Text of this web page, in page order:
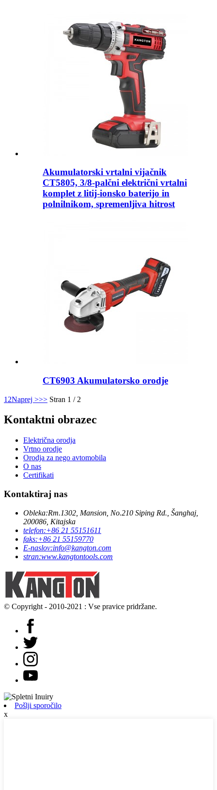
Akumulatorski vrtalni vijačnik
CT5805, 3/8-palčni električni vrtalni
komplet z litij-ionsko baterijo in
polnilnikom, spremenljiva hitrost
CT6903 Akumulatorsko orodje
1 2Naprej >>> Stran 1 / 2
Kontaktni obrazec
Električna orodja
Vrtno orodje
Orodja za nego avtomobila
O nas
Certifikati
Kontaktiraj nas
Obleka:Rm.1302, Mansion, No.210 Siping Rd., Šanghaj,
200086, Kitajska
telefon:+86 21 55151611
faks:+86 21 55159770
E-naslov:info@kangton.com
stran:www.kangtontools.com
© Copyright - 2010-2021 : Vse pravice pridržane.
Pošlji sporočilo
x